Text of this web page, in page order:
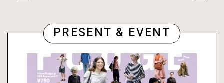
PRESENT & EVENT